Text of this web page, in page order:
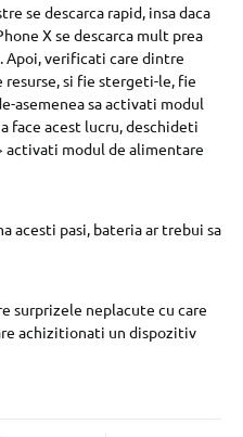
se descarca rapid, insa daca
X se descarca mult prea
Apoi, verificati care dintre
si fie stergeti-le, fie
asemenea sa activati modul
face acest lucru, deschideti
activati modul de alimentare
acesti pasi, bateria ar trebui sa
surprizele neplacute cu care
achizitionati un dispozitiv